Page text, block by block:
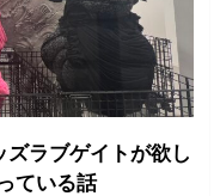
ズラブゲイトが欲し
ている話